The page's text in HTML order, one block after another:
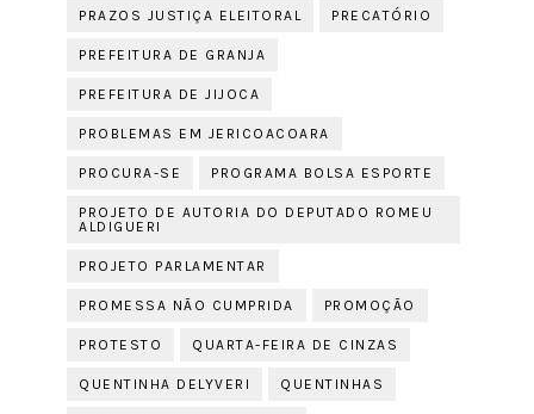
PRAZOS JUSTIÇA ELEITORAL PRECATÓRIO
PREFEITURA DE GRANJA
PREFEITURA DE JIJOCA
PROBLEMAS EM JERICOACOARA
PROCURA-SE PROGRAMA BOLSA ESPORTE
PROJETO DE AUTORIA DO DEPUTADO ROMEU
ALDIGUERI
PROJETO PARLAMENTAR
PROMESSA NÃO CUMPRIDA PROMOÇÃO
PROTESTO QUARTA-FEIRA DE CINZAS
QUENTINHA DELYVERI QUENTINHAS